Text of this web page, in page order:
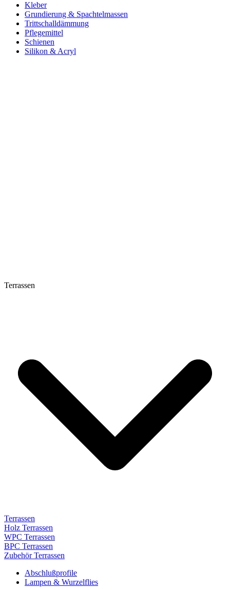
Kleber
Grundierung & Spachtelmassen
Trittschalldämmung
Pflegemittel
Schienen
Silikon & Acryl
Terrassen
Terrassen
Holz Terrassen
WPC Terrassen
BPC Terrassen
Zubehör Terrassen
Abschlußprofile
Lampen & Wurzelflies